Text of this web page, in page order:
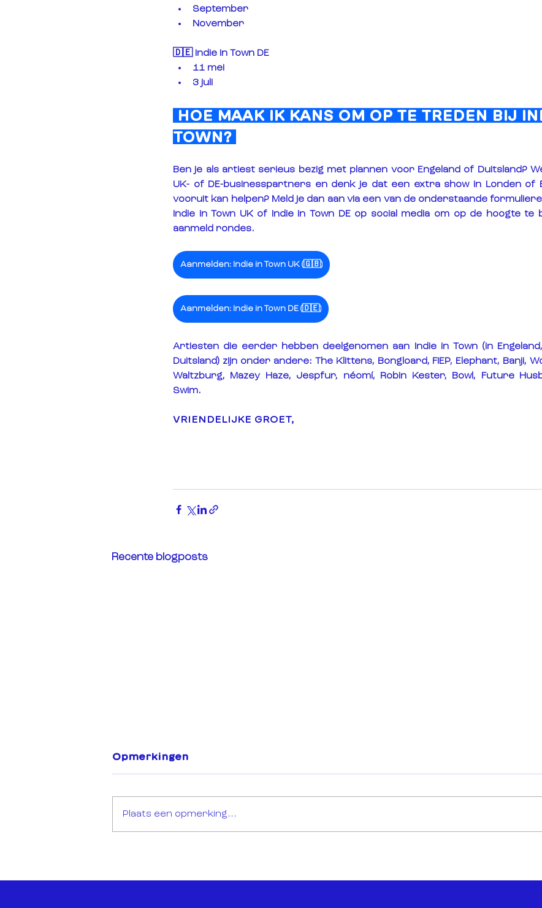
September
November
🇩🇪 Indie in Town DE
11 mei
3 juli
HOE MAAK IK KANS OM OP TE TREDEN BIJ
TOWN?
Ben je als artiest serieus bezig met plannen voor Engeland of Duitsland?
UK- of DE-businesspartners en denk je dat een extra show in Londen of
vooruit kan helpen? Meld je dan aan via een van de onderstaande
Indie in Town UK of Indie in Town DE op social media om op de hoogte te
aanmeld rondes.
Aanmelden: Indie in Town UK (🇬🇧)
Aanmelden: Indie in Town DE (🇩🇪)
Artiesten die eerder hebben deelgenomen aan Indie in Town (in
Duitsland) zijn onder andere: The Klittens, Bongloard, FIEP, Elephant, Banji,
Waltzburg, Mazey Haze, Jespfur, néomí, Robin Kester, Bowl, Future
Swim.
VRIENDELIJKE GROET,
Recente blogposts
Opmerkingen
Plaats een opmerking...